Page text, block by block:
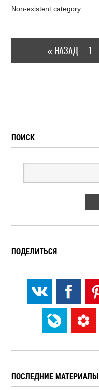
Non-existent category
« НАЗАД 1
ПОИСК
ПОДЕЛИТЬСЯ
ПОСЛЕДНИЕ МАТЕРИАЛЫ